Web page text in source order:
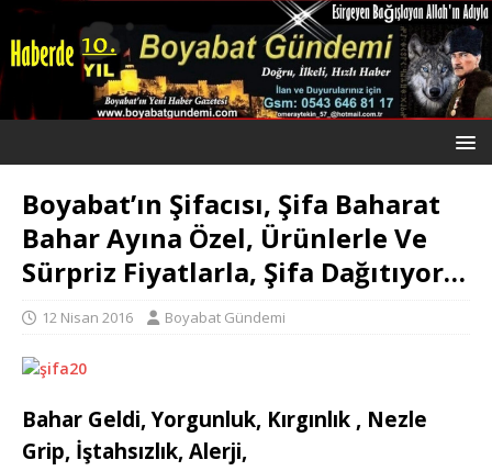
Boyabat’ın Şifacısı, Şifa Baharat
Bahar Ayına Özel, Ürünlerle Ve
Sürpriz Fiyatlarla, Şifa Dağıtıyor…
12 Nisan 2016 Boyabat Gündemi
Bahar Geldi, Yorgunluk, Kırgınlık , Nezle
Grip, İştahsızlık, Alerji,